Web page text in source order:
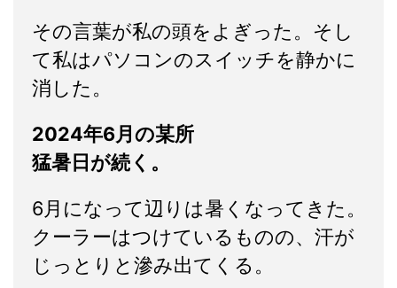
その言葉が私の頭をよぎった。そし
て私はパソコンのスイッチを静かに
消した。
2024年6月の某所
猛暑日が続く。
6月になって辺りは暑くなってきた。
クーラーはつけているものの、汗が
じっとりと滲み出てくる。